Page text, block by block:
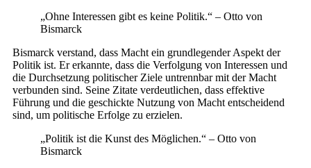
„Ohne Interessen gibt es keine Politik.“ – Otto von
Bismarck
Bismarck verstand, dass Macht ein grundlegender Aspekt der
Politik ist. Er erkannte, dass die Verfolgung von Interessen und
die Durchsetzung politischer Ziele untrennbar mit der Macht
verbunden sind. Seine Zitate verdeutlichen, dass effektive
Führung und die geschickte Nutzung von Macht entscheidend
sind, um politische Erfolge zu erzielen.
„Politik ist die Kunst des Möglichen.“ – Otto von
Bismarck